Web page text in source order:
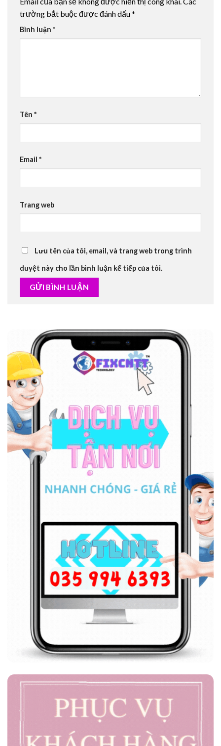
trường bắt buộc được đánh dấu*
Bình luận *
Tên *
Email *
Trang web
Lưu tên của tôi, email, và trang web trong trình
duyệt này cho lần bình luận kế tiếp của tôi.